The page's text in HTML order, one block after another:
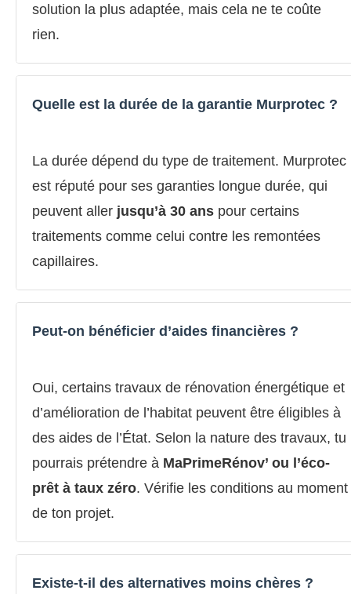
solution la plus adaptée, mais cela ne te coûte
rien.
Quelle est la durée de la garantie Murprotec ?
La durée dépend du type de traitement. Murprotec
est réputé pour ses garanties longue durée, qui
peuvent aller jusqu’à 30 ans pour certains
traitements comme celui contre les remontées
capillaires.
Peut-on bénéficier d’aides financières ?
Oui, certains travaux de rénovation énergétique et
d’amélioration de l’habitat peuvent être éligibles à
des aides de l’État. Selon la nature des travaux, tu
pourrais prétendre à MaPrimeRénov’ ou l’éco-
prêt à taux zéro. Vérifie les conditions au moment
de ton projet.
Existe-t-il des alternatives moins chères ?